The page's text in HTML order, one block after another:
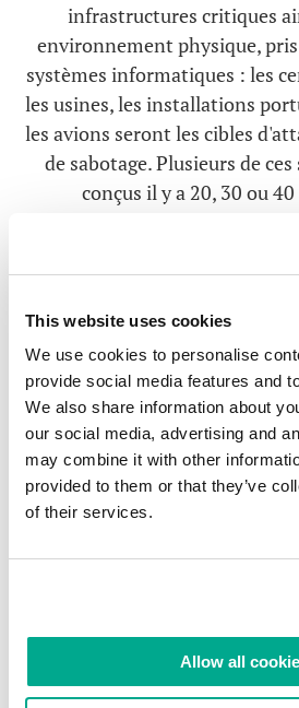
This website uses cookies
We use cookies to personalise
provide social media features and
We also share information about
our social media, advertising and
may combine it with other
provided to them or that they’ve
of their services.
Allow all
infrastructures critiques
environnement physique, pris
systèmes informatiques : les
les usines, les installations
les avions seront les cibles
de sabotage. Plusieurs de
conçus il y a 20, 30 ou
une autre époque. J'ai bien
l'émergence d'attaques qui
dêgats sur les infastructures
SELON LEURS
EUGENE
COFONDATEUR